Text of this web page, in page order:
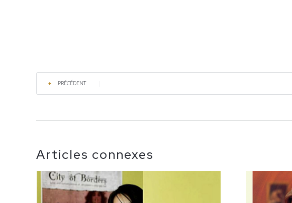
PRÉCÉDENT
Articles connexes